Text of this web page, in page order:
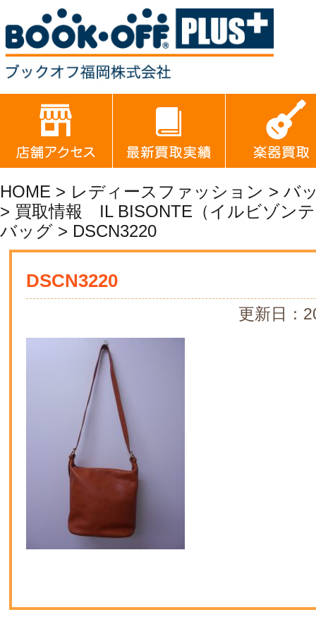
HOME > レディースファッション > バ
> 買取情報 IL BISONTE（イルビゾン
バッグ > DSCN3220
DSCN3220
更新日：